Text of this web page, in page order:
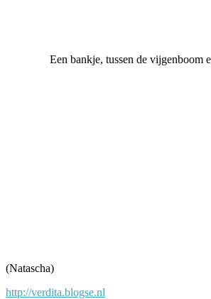
Een bankje, tussen de vijgenboom
(Natascha)
http://verdita.blogse.nl